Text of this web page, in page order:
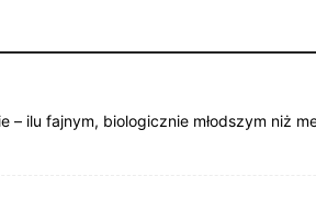
– ilu fajnym, biologicznie młodszym niż